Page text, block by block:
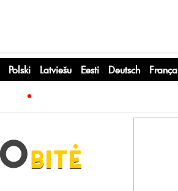
Polski Latviešu Eesti Deutsch